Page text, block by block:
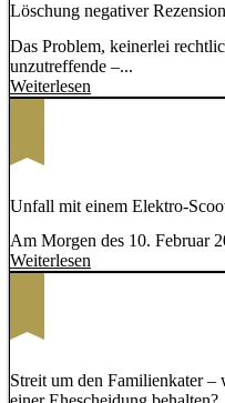
Löschung negativer
Das Problem, keinerlei
unzutreffende –...
Weiterlesen
Unfall mit einem Elektro-
Am Morgen des 10. Februar
Weiterlesen
Streit um den Familienkater –